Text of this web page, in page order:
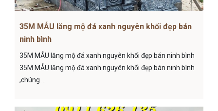
35M MẪU lăng mộ đá xanh nguyên khối đẹp bán
ninh bình
35M MẪU lăng mộ đá xanh nguyên khối đẹp bán ninh bình
35M MẪU lăng mộ đá xanh nguyên khối đẹp bán ninh bình
,chúng ...